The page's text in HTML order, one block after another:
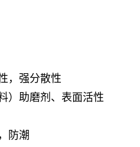
，强分散性
）助磨剂、表面活性
防潮